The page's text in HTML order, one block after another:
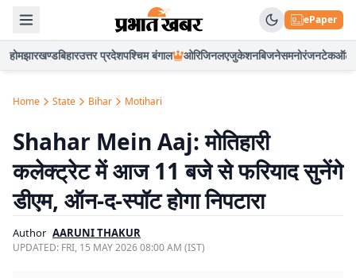
ePaper
होमझारखण्डबिहारउत्तर प्रदेशपश्चिम बंगाल ओरिजिनलएजुकेशनबिजनेसमनोरंजनटेकऑटो
Home State Bihar Motihari
Shahar Mein Aaj: मोतिहारी
कलेक्ट्रेट में आज 11 बजे से फरियाद सुनेंगे
डीएम, ऑन-द-स्पॉट होगा निपटारा
Author AARUNI THAKUR
UPDATED: FRI, 15 MAY 2026 08:00 AM (IST)